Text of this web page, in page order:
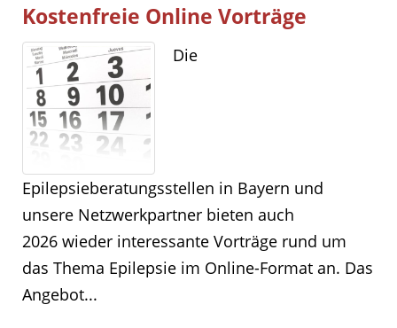
Kostenfreie Online Vorträge
Die
Epilepsieberatungsstellen in Bayern und
unsere Netzwerkpartner bieten auch
2026 wieder interessante Vorträge rund um
das Thema Epilepsie im Online-Format an. Das
Angebot...